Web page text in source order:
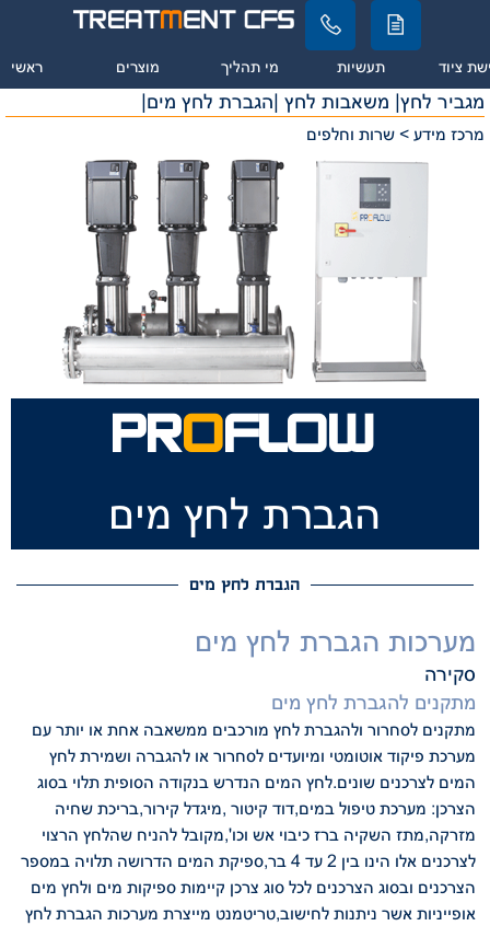
ראשי מוצרים מי תהליך תעשיות ציוד
|מגביר לחץ| משאבות לחץ |הגברת לחץ מים
מרכז מידע > שרות וחלפים
PROFLOW
הגברת לחץ מים
הגברת לחץ מים
מערכות הגברת לחץ מים
סקירה
מתקנים להגברת לחץ מים
מתקנים לסחרור ולהגברת לחץ מורכבים ממשאבה אחת או יותר עם
מערכת פיקוד אוטומטי ומיועדים לסחרור או להגברה ושמירת לחץ
המים לצרכנים שונים.לחץ המים הנדרש בנקודה הסופית תלוי בסוג
הצרכן: מערכת טיפול במים,דוד קיטור ,מיגדל קירור,בריכת שחיה
מזרקה,מתז השקיה ברז כיבוי אש וכו',מקובל להניח שהלחץ הרצוי
לצרכנים אלו הינו בין 2 עד 4 בר,
ספיקת המים הדרושה תלויה במספר
הצרכנים ובסוג הצרכנים לכל סוג צרכן קיימות ספיקות מים ולחץ מים
אופייניות אשר ניתנות לחישוב,טריטמנט מייצרת מערכות הגברת לחץ